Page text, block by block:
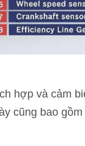
hợp và cảm
cũng bao